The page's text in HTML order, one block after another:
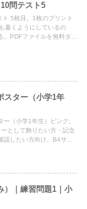
問テスト5
5枚目。1枚のプリント
書くようにしているの
。PDFファイルを無料ダウ
スター（小学1年
（小学1年生）ピンク。
として飾りたい方・記念
認したい方向け。B4サイ
）｜練習問題1｜小